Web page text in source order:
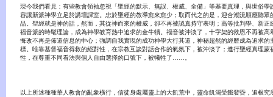
現今我們看見：有些教會領袖忽視「聖經的默示、無誤、權威、全備」等基要真理，與世俗學
容讓新派神學立足於講壇課室。忠於聖經的教導愈來愈少；取而代之的是，迎合潮流順應聽眾
品。聖經就是神的話，然而，其從神而來的權威，卻不再被認真持守表明；高等批判學、新正
福音派的時髦理論，成為神學教育熱中追求的金牛犢。福音被沖淡了，十字架的救恩不再被高
悔改不再是佈道信息的中心；強調自我實現的成功神學大行其道，神秘超然的經歷成為追求的
標。唯靠基督福音得救的絕對性，在宗教互談對話合作的氣氛下，被沖淡了；遵行聖經真理蒙
性，在尊重不同看法與個人自由選擇的口號下，被犧牲了……。
以上所述種種華人教會的亂象橫行，信徒身處屬靈上的大飢荒中，靈命飢渴受餓發昏，追根究